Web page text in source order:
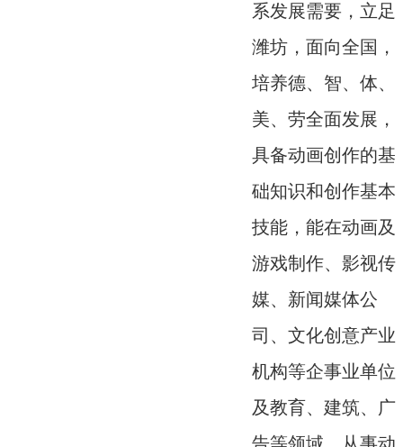
系发展需要，立足
潍坊，面向全国，
培养德、智、体、
美、劳全面发展，
具备动画创作的基
础知识和创作基本
技能，能在动画及
游戏制作、影视传
媒、新闻媒体公
司、文化创意产业
机构等企事业单位
及教育、建筑、广